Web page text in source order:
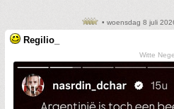
• woensdag 8 juli
Regilio_
Witte